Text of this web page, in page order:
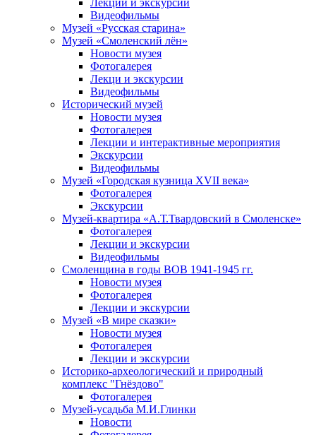
Лекции и экскурсии
Видеофильмы
Музей «Русская старина»
Музей «Смоленский лён»
Новости музея
Фотогалерея
Лекци и экскурсии
Видеофильмы
Исторический музей
Новости музея
Фотогалерея
Лекции и интерактивные мероприятия
Экскурсии
Видеофильмы
Музей «Городская кузница XVII века»
Фотогалерея
Экскурсии
Музей-квартира «А.Т.Твардовский в Смоленске»
Фотогалерея
Лекции и экскурсии
Видеофильмы
Смоленщина в годы ВОВ 1941-1945 гг.
Новости музея
Фотогалерея
Лекции и экскурсии
Музей «В мире сказки»
Новости музея
Фотогалерея
Лекции и экскурсии
Историко-археологический и природный
комплекс "Гнёздово"
Фотогалерея
Музей-усадьба М.И.Глинки
Новости